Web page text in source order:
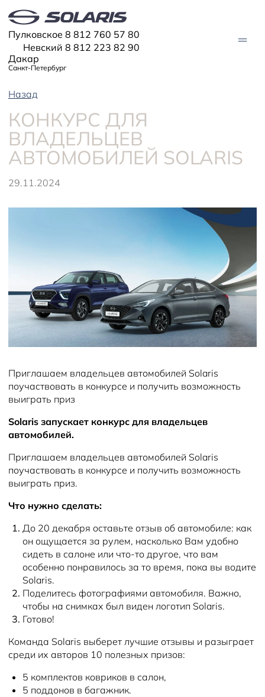
Дакар
Санкт-Петербург
Пулковское 8 812 760 57 80
Невский 8 812 223 82 90
АВТО В НАЛИЧИИ
МОДЕЛИ
Solaris HC
Solaris KRX
Solaris HS
ЦИФРОВОЙ АВТОМОБИЛЬ
Кредит
Оригинальные аксессуары
Спецпредложения
Solaris Забота
Плати частями
Помощь на дорогах
Замена масла
Замена тормозных колодок и дисков
Информация о дилере
Новости
Новый раздел
Назад
КОНКУРС ДЛЯ
ВЛАДЕЛЬЦЕВ
АВТОМОБИЛЕЙ SOLARIS
29.11.2024
Приглашаем владельцев автомобилей Solaris
поучаствовать в конкурсе и получить возможность
выиграть приз
Solaris запускает конкурс для владельцев
автомобилей.
Приглашаем владельцев автомобилей Solaris
поучаствовать в конкурсе и получить возможность
выиграть приз.
Что нужно сделать:
До 20 декабря оставьте отзыв об автомобиле: как
он ощущается за рулем, насколько Вам удобно
сидеть в салоне или что-то другое, что вам
особенно понравилось за то время, пока вы водите
Solaris.
Поделитесь фотографиями автомобиля. Важно,
чтобы на снимках был виден логотип Solaris.
Готово!
Команда Solaris выберет лучшие отзывы и разыграет
среди их авторов 10 полезных призов:
5 комплектов ковриков в салон,
5 поддонов в багажник.